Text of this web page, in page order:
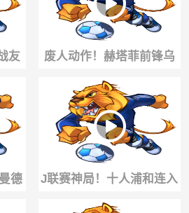
友
球
废人动作！赫塔菲前锋乌
切遭马维萨暴力飞铲！重
伤赛季报销！
德
！
J联赛神局！十人浦和连入
2球3‑2逆转，大阪钢巴4-3